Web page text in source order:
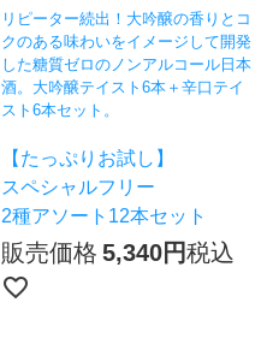
リピーター続出！大吟醸の香りとコ
クのある味わいをイメージして開発
した糖質ゼロのノンアルコール日本
酒。大吟醸テイスト6本＋辛口テイ
スト6本セット。
【たっぷりお試し】
スペシャルフリー
2種アソート12本セット
販売価格 5,340 税込